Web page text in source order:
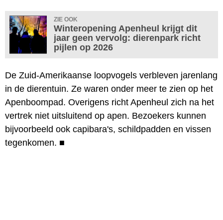
ZIE OOK
Winteropening Apenheul krijgt dit
jaar geen vervolg: dierenpark richt
pijlen op 2026
De Zuid-Amerikaanse loopvogels verbleven jarenlang
in de dierentuin. Ze waren onder meer te zien op het
Apenboompad. Overigens richt Apenheul zich na het
vertrek niet uitsluitend op apen. Bezoekers kunnen
bijvoorbeeld ook capibara's, schildpadden en vissen
tegenkomen. ■